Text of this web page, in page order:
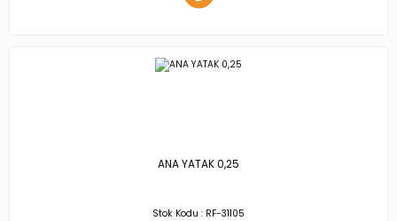
ANA YATAK 0,25
Stok Kodu : RF-31105